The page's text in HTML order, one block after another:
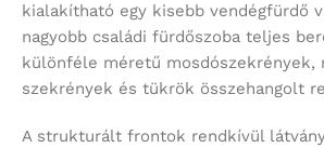
kialakítható egy kisebb vendégfürdő
nagyobb családi fürdőszoba teljes
különféle méretű mosdószekrények,
szekrények és tükrök összehangolt
A strukturált frontok rendkívül